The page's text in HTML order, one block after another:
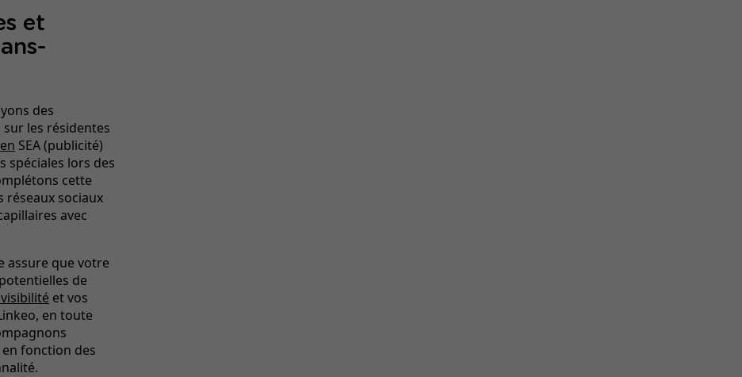
et
des
les résidentes
SEA (publicité)
spéciales lors des
cette
réseaux sociaux
avec
assure que votre
de
et vos
en toute
fonction des